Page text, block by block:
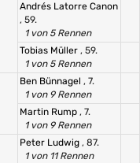
Andrés Latorre Canon
, 59.
1 von 5 Rennen
Tobias Müller , 59.
1 von 5 Rennen
Ben Bünnagel , 7.
1 von 9 Rennen
Martin Rump , 7.
1 von 9 Rennen
Peter Ludwig , 87.
1 von 11 Rennen